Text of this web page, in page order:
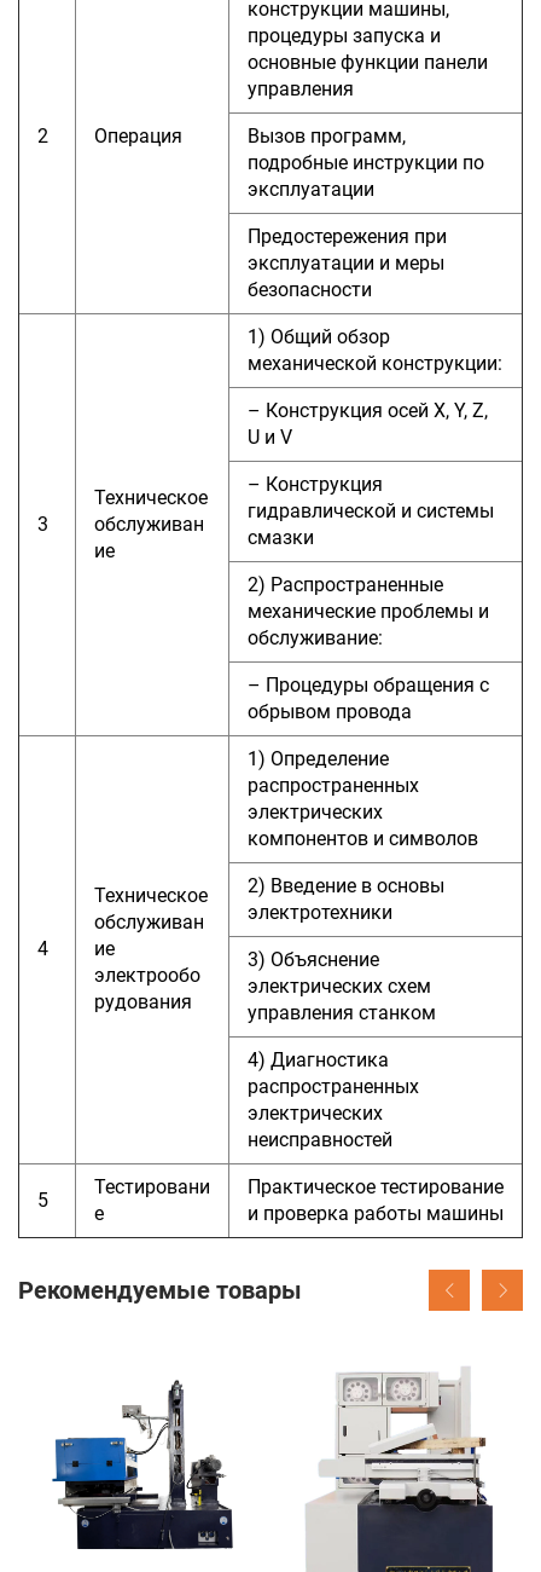
2 Операция
конструкции машины,
процедуры запуска и
основные функции панели
управления
Вызов программ,
подробные инструкции по
эксплуатации
Предостережения при
эксплуатации и меры
безопасности
3
Техническое
обслуживан
ие
1) Общий обзор
механической конструкции:
– Конструкция осей X, Y, Z,
U и V
– Конструкция
гидравлической и системы
смазки
2) Распространенные
механические проблемы и
обслуживание:
– Процедуры обращения с
обрывом провода
4
Техническое
обслуживан
ие
электрообо
рудования
1) Определение
распространенных
электрических
компонентов и символов
2) Введение в основы
электротехники
3) Объяснение
электрических схем
управления станком
4) Диагностика
распространенных
электрических
неисправностей
5
Тестировани
е
Практическое тестирование
и проверка работы машины
Рекомендуемые товары